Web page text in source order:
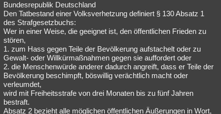
Bundesrepublik Deutschland
Den Tatbestand einer Volksverhetzung definiert § 130 Absatz 1
des Strafgesetzbuchs:
Wer in einer Weise, die geeignet ist, den öffentlichen Frieden zu
stören,
1. zum Hass gegen Teile der Bevölkerung aufstachelt oder zu
Gewalt- oder Willkürmaßnahmen gegen sie auffordert oder
2. die Menschenwürde anderer dadurch angreift, dass er Teile der
Bevölkerung beschimpft, böswillig verächtlich macht oder
verleumdet,
wird mit Freiheitsstrafe von drei Monaten bis zu fünf Jahren
bestraft.
Absatz 2 bezieht alle möglichen öffentlichen Äußerungen in Wort,